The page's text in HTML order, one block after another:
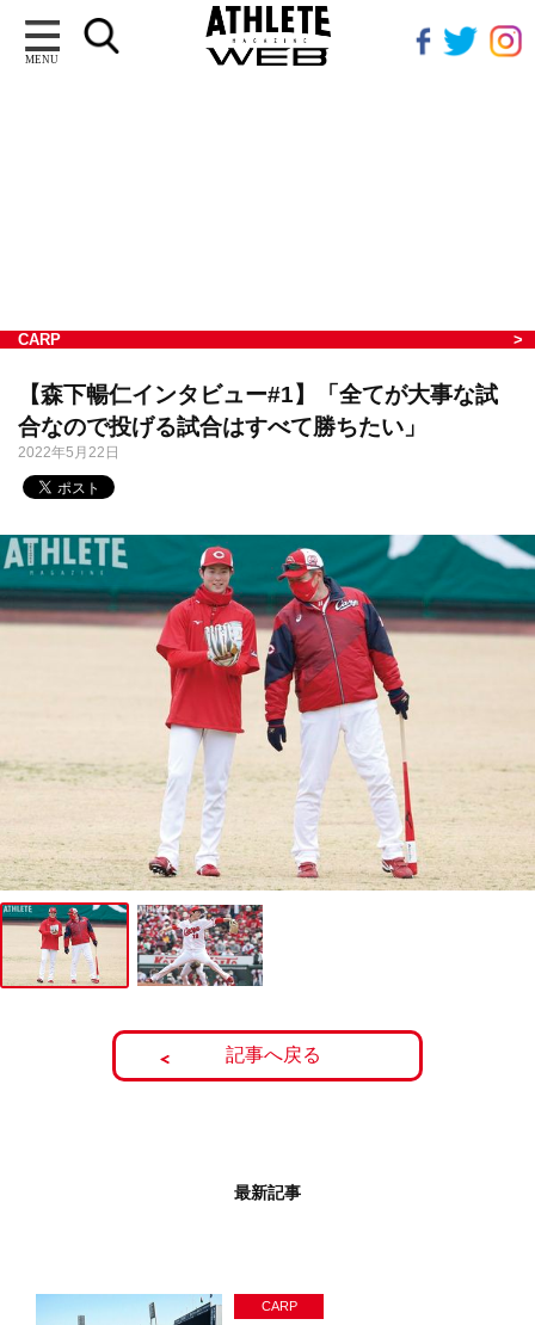
MENU
CARP
【森下暢仁インタビュー#1】「全てが大事な試
合なので投げる試合はすべて勝ちたい」
2022年5月22日
記事へ戻る
最新記事
CARP